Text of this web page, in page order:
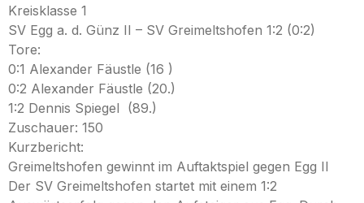
Kreisklasse 1
SV Egg a. d. Günz II – SV Greimeltshofen 1:2 (0:2)
Tore:
0:1 Alexander Fäustle (16 )
0:2 Alexander Fäustle (20.)
1:2 Dennis Spiegel (89.)
Zuschauer: 150
Kurzbericht:
Greimeltshofen gewinnt im Auftaktspiel gegen Egg II
Der SV Greimeltshofen startet mit einem 1:2